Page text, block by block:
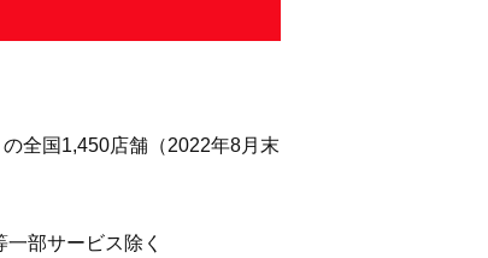
全国1,450店舗（2022年8月末
部サービス除く